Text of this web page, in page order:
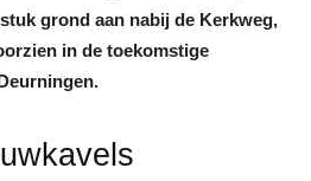
grond aan nabij de Kerkweg,
in de toekomstige